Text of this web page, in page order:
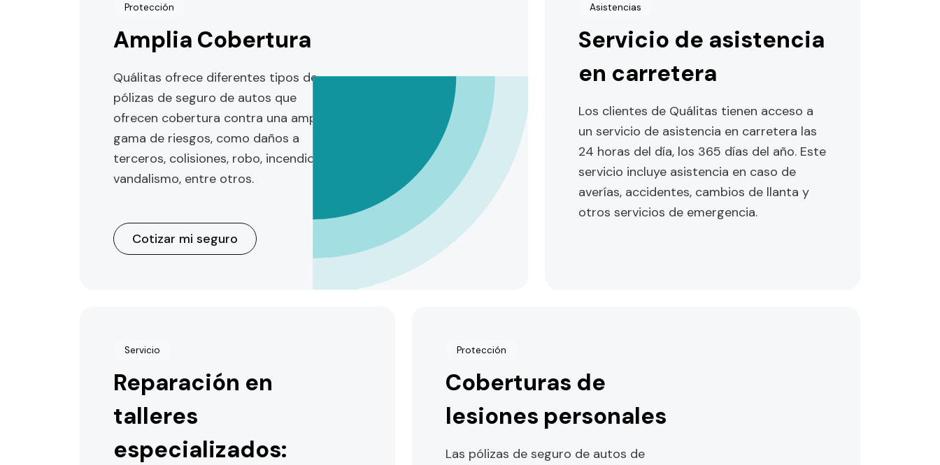
Protección
Amplia Cobertura
Quálitas ofrece diferentes tipos de
pólizas de seguro de autos que
ofrecen cobertura contra una amplia
gama de riesgos, como daños a
terceros, colisiones, robo, incendio,
vandalismo, entre otros.
Cotizar mi seguro
Asistencias
Servicio de asistencia
en carretera
Los clientes de Quálitas tienen acceso a
un servicio de asistencia en carretera las
24 horas del día, los 365 días del año. Este
servicio incluye asistencia en caso de
averías, accidentes, cambios de llanta y
otros servicios de emergencia.
Servicio
Reparación en
talleres
especializados:
Protección
Coberturas de
lesiones personales
Las pólizas de seguro de autos de